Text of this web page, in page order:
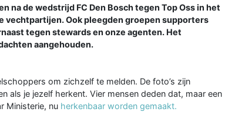
na de wedstrijd FC Den Bosch tegen Top Oss in het
vechtpartijen. Ook pleegden groepen supporters
tegen stewards en onze agenten. Het
aangehouden.
om zichzelf te melden. De foto’s zijn
als je jezelf herkent. Vier mensen deden dat, maar een
Ministerie, nu herkenbaar worden gemaakt.